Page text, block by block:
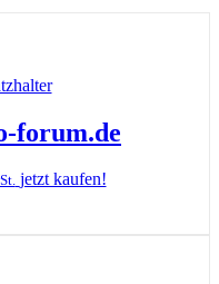
forum.de
jetzt kaufen!